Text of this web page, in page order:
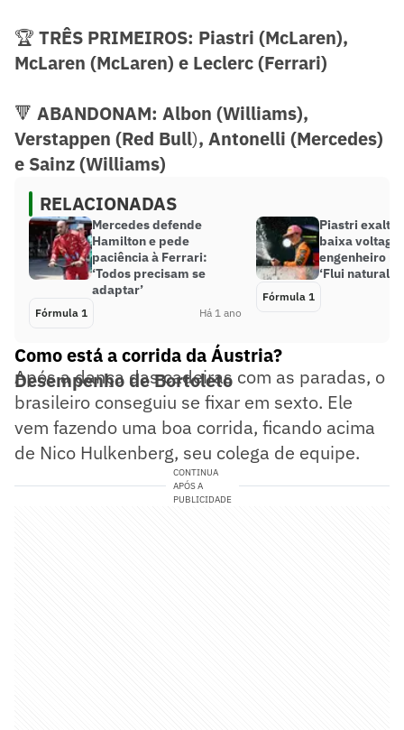
🏆 TRÊS PRIMEIROS: Piastri (McLaren),
McLaren (McLaren) e Leclerc(Ferrari)
🔻 ABANDONAM: Albon (Williams),
Verstappen (Red Bull), Antonelli (Mercedes)
e Sainz (Williams)
RELACIONADAS
Mercedes defende
Hamilton e pede
paciência à Ferrari:
‘Todos precisam se
adaptar’
Fórmula 1 Há 1 ano
Piastri exalta
baixa
engenheiro
‘Flui
Fórmula 1
Como está a corrida da Áustria?
Desempenho de Bortoleto
Após a dança das cadeiras com as paradas, o
brasileiro conseguiu se fixar em sexto. Ele
vem fazendo uma boa corrida, ficando acima
de Nico Hulkenberg, seu colega de equipe.
CONTINUA
APÓS A
PUBLICIDADE